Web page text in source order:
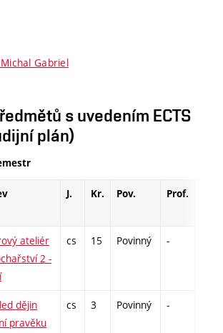
Gabriel
s uvedením ECTS
plán)
J. Kr. Pov. Prof.
ateliér
2 -
cs 15 Povinný -
dějin
pravěku
cs 3 Povinný -